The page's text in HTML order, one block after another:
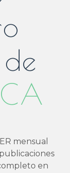
mensual
en